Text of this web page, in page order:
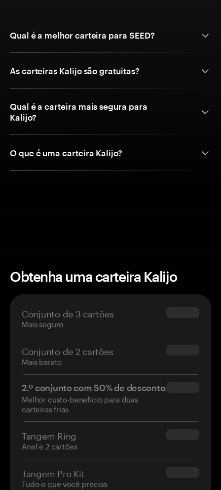
Qual é a melhor carteira para SEED?
As carteiras Kalijo são gratuitas?
Qual é a carteira mais segura para
Kalijo?
O que é uma carteira Kalijo?
Obtenha uma carteira Kalijo
Conjunto de 3 cartões
Mais seguro
$69.90
Conjunto de 2 cartões
Mais barato
$54.90
2.º conjunto com 50% de desconto
Melhor custo-benefício para duas
carteiras frias
$34.95
Tangem Ring
Anel e 2 cartões
$160.00
Tangem Pro Kit
Tudo o que você precisa
$180.00